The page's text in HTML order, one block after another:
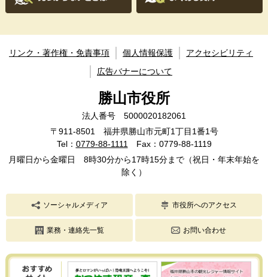
リンク・著作権・免責事項 個人情報保護
アクセシビリティ
広告バナーについて
勝山市役所
法人番号 5000020182061
〒911-8501 福井県勝山市元町1丁目1番1号
Tel： 0779-88-1111
Fax：0779-88-1119
月曜日から金曜日 8時30分から17時15分まで（祝日・年末年始を
除く）
ソーシャルメディア 市役所へのアクセス
業務・連絡先一覧 お問い合わせ